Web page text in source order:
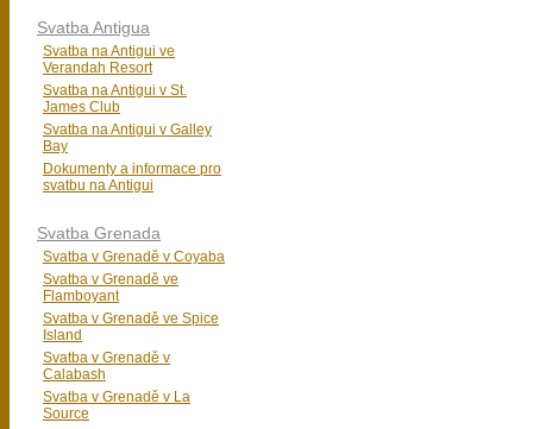
Svatba Antigua
Svatba na Antigui ve
Verandah Resort
Svatba na Antigui v St.
James Club
Svatba na Antigui v Galley
Bay
Dokumenty a informace pro
svatbu na Antigui
Svatba Grenada
Svatba v Grenadě v Coyaba
Svatba v Grenadě ve
Flamboyant
Svatba v Grenadě ve Spice
Island
Svatba v Grenadě v
Calabash
Svatba v Grenadě v La
Source